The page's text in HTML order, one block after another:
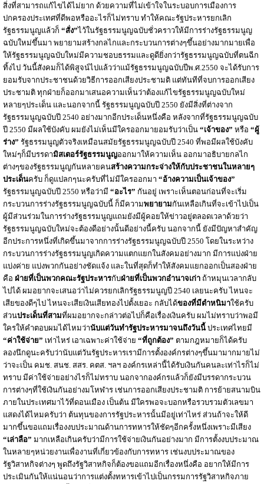
สิ่งที่สามารถแก้ไขได้ไม่ยาก ด้วยความที่ไม่เข้าใจในระบอบการเมืองการ
ปกครองประเทศที่ดีพอหรืออะไรก็ไม่ทราบ ทำให้คณะรัฐประหารยกเลิก
รัฐธรรมนูญแล้วก็ “สั่ง”ไว้ในรัฐธรรมนูญฉบับชั่วคราวให้มีการร่างรัฐธรรมนูญ
ฉบับใหม่ขึ้นมา พยายามสร้างกลไกและกระบวนการต่างๆขึ้นอย่างมากมายเพื่อ
ให้รัฐธรรมนูญฉบับใหม่มีความชอบธรรมและดูดียิ่งกว่ารัฐธรรมนูญฉบับที่ตนฉีก
ทิ้งไป วันนี้สังคมก็ได้พิสูจน์ไปแล้วว่าแม้รัฐธรรมนูญฉบับปีพ.ศ.2550 จะได้รับการ
ยอมรับจากประชาชนด้วยวิธีการออกเสียงประชามติ แต่ทันทีที่จบการออกเสียง
ประชามติ ทุกฝ่ายก็ออกมาเสนอความเห็นว่าต้องแก้ไขรัฐธรรมนูญฉบับใหม่
หลายๆประเด็น และนอกจากนี้ รัฐธรรมนูญฉบับปี 2550 ยังมีสิ่งที่ต่างจาก
รัฐธรรมนูญฉบับปี 2540 อย่างมากอีกประเด็นหนึ่งคือ หลังจากที่รัฐธรรมนูญฉบับ
ปี 2550 มีผลใช้บังคับ ผมยังไม่เห็นมีใครออกมายอมรับว่าเป็น “เจ้าของ” หรือ “ผู้
ร่าง” รัฐธรรมนูญตัวจริงเหมือนสมัยรัฐธรรมนูญฉบับปี 2540 ที่พอมีผลใช้บังคับ
ใหม่ๆก็มีบรรดามิสเตอร์รัฐธรรมนูญออกมาให้ความเห็น ออกมาอธิบายกลไก
ต่างๆของรัฐธรรมนูญกันหลายคนสร้างความกระจ่างให้กับประชาชนในหลายๆ
ประเด็นครับ ก็ดูแปลกๆนะครับที่ไม่มีใครออกมา “อ้างความเป็นเจ้าของ”
รัฐธรรมนูญฉบับปี 2550 หรือว่ามี “อะไร” กันอยู่ เพราะเห็นตอนก่อนที่จะเริ่ม
กระบวนการร่างรัฐธรรมนูญฉบับนี้ ก็มีความพยายามกันเหลือเกินที่จะเข้าไปเป็น
ผู้มีส่วนร่วมในการร่างรัฐธรรมนูญแถมยังมีผู้คอยให้ข่าวอยู่ตลอดเวลาด้วยว่า
รัฐธรรมนูญฉบับใหม่จะต้องดีอย่างนั้นดีอย่างนี้ครับ นอกจากนี้ ยังมีปัญหาสำคัญ
อีกประการหนึ่งที่เกิดขึ้นมาจากการร่างรัฐธรรมนูญฉบับปี 2550 โดยในระหว่าง
กระบวนการร่างรัฐธรรมนูญเกิดความแตกแยกในสังคมอย่างมาก มีการแบ่งฝ่าย
แบ่งค่าย แบ่งพวกกันอย่างชัดแจ้ง และในที่สุดก็ทำให้สังคมแยกออกเป็นสองฝ่าย
คือ ฝ่ายที่เป็นพวกคณะรัฐประหารกับฝ่ายที่เป็นพวกอำนาจเก่า ถ้าหมุนเวลากลับ
ไปได้ ผมอยากจะเสนอว่าไม่ควรยกเลิกรัฐธรรมนูญปี 2540 เลยนะครับ ไหนจะ
เสียของดีๆไป ไหนจะเสียเงินเสียทองไปตั้งเยอะ กลับได้ของที่มีตำหนิมาใช้ครับ
ส่วนประเด็นที่สามที่ผมอยากจะกล่าวต่อไปก็คือเรื่องเงินครับ ผมไม่ทราบว่าพอมี
ใครให้คำตอบผมได้ไหมว่านับแต่วันทำรัฐประหารมาจนถึงวันนี้ ประเทศไทยมี
“ค่าใช้จ่าย” เท่าไหร่ เอาเฉพาะค่าใช้จ่าย “ที่ถูกต้อง” ตามกฎหมายก็ได้ครับ
ลองนึกดูนะครับว่านับแต่วันรัฐประหารเรามีการตั้งองค์กรต่างๆขึ้นมามากมายไม่
ว่าจะเป็น คมช. สนช. สสร. คตส. ฯลฯ องค์กรเหล่านี้ได้รับเงินกันคนละเท่าไรก็ไม่
ทราบ มีค่าใช้จ่ายอย่างไรก็ไม่ทราบ นอกจากองค์กรแล้วก็ยังมีบรรดากระบวน
การต่างๆที่ใช้เงินกันอย่างมโหฬาร เช่นการออกเสียงประชามติ การย้ายสนามบิน
ภายในประเทศมาไว้ที่ดอนเมือง เป็นต้น มีใครพอจะบอกหรือรวบรวมตัวเลขมา
แสดงได้ไหมครับว่า ต้นทุนของการรัฐประหารนั้นมีอยู่เท่าไหร่ ส่วนถ้าจะให้ดี
มากขึ้นขอแถมเรื่องงบประมาณด้านการทหารให้ชัดๆอีกครั้งหนึ่งเพราะมีเสียง
“เล่าลือ” มากเหลือเกินครับว่ามีการใช้จ่ายเงินกันอย่างมาก มีการตั้งงบประมาณ
ในหลายๆหน่วยงานเพื่องานที่เกี่ยวข้องกับการทหาร เช่นงบประมาณของ
รัฐวิสาหกิจต่างๆ พูดถึงรัฐวิสาหกิจก็ต้องขอแถมอีกเรื่องหนึ่งคือ อยากให้มีการ
ประเมินกันให้แน่นอนว่าการแต่งตั้งทหารเข้าไปเป็นกรรมการรัฐวิสาหกิจภาย